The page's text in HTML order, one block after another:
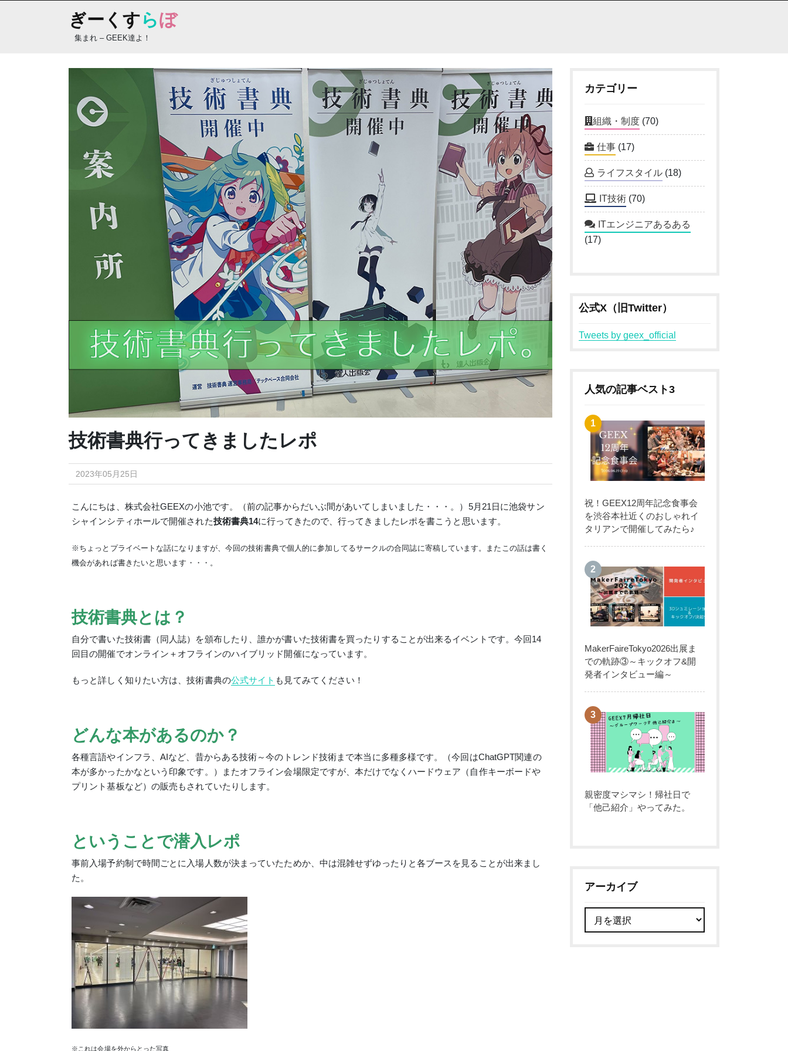
ぎーくすらぼ
集まれ – GEEK達よ！
技術書典行ってきましたレポ
2023年05月25日
こんにちは、株式会社GEEXの小池です。（前の記事からだいぶ間があいてしまいました・・・。） 5月21日に池袋サン
シャインシティホールで開催された技術書典14に行ってきたので、行ってきましたレポを書こうと思います。
※ちょっとプライベートな話になりますが、今回の技術書典で個人的に参加してるサークルの合同誌に寄稿しています。またこの話は書く
機会があれば書きたいと思います・・・。
技術書典とは？
自分で書いた技術書（同人誌）を頒布したり、誰かが書いた技術書を買ったりすることが出来るイベントです。今回14
回目の開催でオンライン＋オフラインのハイブリッド開催になっています。
もっと詳しく知りたい方は、技術書典の公式サイト も見てみてください！
どんな本があるのか？
各種言語やインフラ、AIなど、昔からある技術～今のトレンド技術まで本当に多種多様です。（今回はChatGPT関連の
本が多かったかなという印象です。）またオフライン会場限定ですが、本だけでなくハードウェア（自作キーボードや
プリント基板など）の販売もされていたりします。
ということで潜入レポ
事前入場予約制で時間ごとに入場人数が決まっていたためか、中は混雑せずゆったりと各ブースを見ることが出来まし
た。
※これは会場を外からとった写真
カテゴリー
組織・制度 (70)
仕事 (17)
ライフスタイル (18)
IT技術 (70)
ITエンジニアあるある
(17)
公式X（旧Twitter）
Tweets by geex_official
人気の記事ベスト3
祝！GEEX12周年記念食事会
を渋谷本社近くのおしゃれイ
タリアンで開催してみたら♪
MakerFaireTokyo2026出展ま
での軌跡③～キックオフ&開
発者インタビュー編～
親密度マシマシ！帰社日で
「他己紹介」やってみた。
アーカイブ